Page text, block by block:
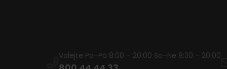
Volejte Po–Pá 8:00 – 20:00 So–Ne 8:30 – 20:00